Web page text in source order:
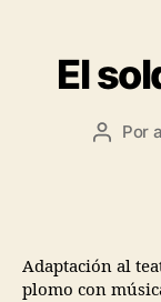
El
Por
Adaptación al
plomo con